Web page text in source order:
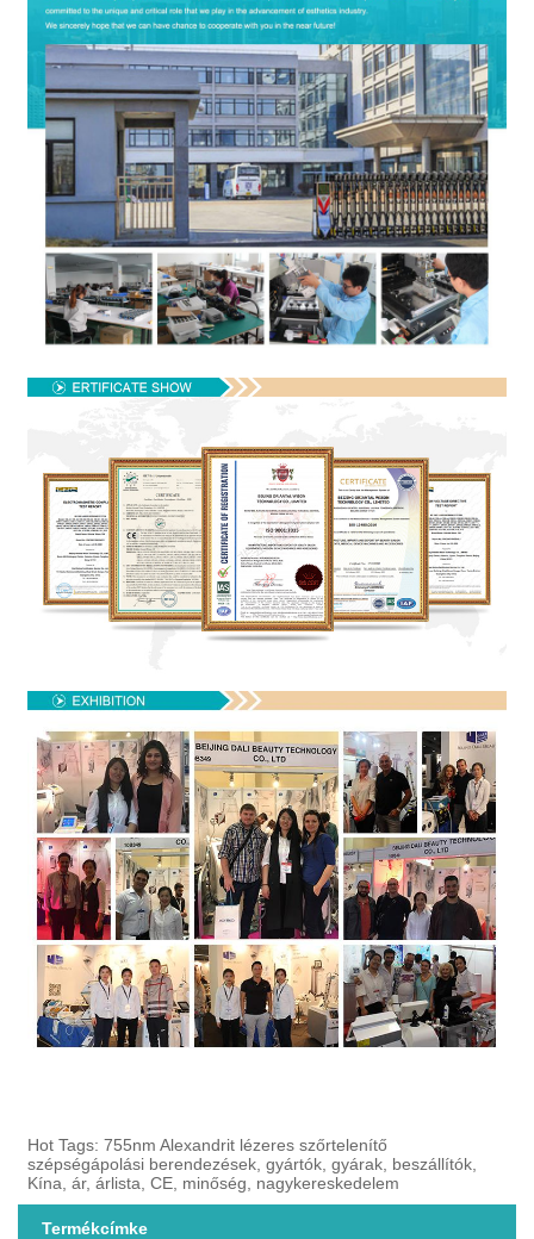
Hot Tags: 755nm Alexandrit lézeres szőrtelenítő
szépségápolási berendezések, gyártók, gyárak, beszállítók,
Kína, ár, árlista, CE, minőség, nagykereskedelem
Termékcímke